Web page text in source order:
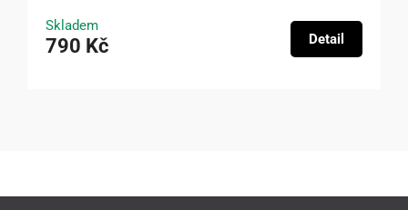
Skladem
790 Kč Detail